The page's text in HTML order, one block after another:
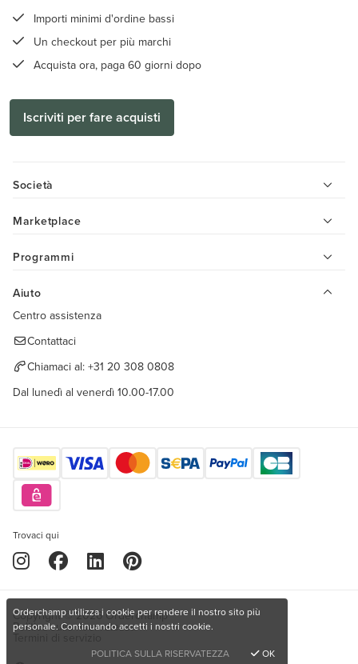
Importi minimi d'ordine bassi
Un checkout per più marchi
Acquista ora, paga 60 giorni dopo
Iscriviti per fare acquisti
Società
Marketplace
Programmi
Aiuto
Centro assistenza
Contattaci
Chiamaci al: +31 20 308 0808
Dal lunedì al venerdì 10.00-17.00
Trovaci qui
Copyright © 2026 Orderchamp
Politica sulla riservatezza
Orderchamp utilizza i cookie per rendere il nostro sito più
personale. Continuando accetti i nostri cookie.
POLITICA SULLA RISERVATEZZA
OK